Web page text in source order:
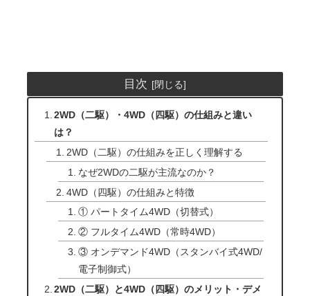
目次
2WD（二駆）・4WD（四駆）の仕組みと違い
は？
2WD（二駆）の仕組みを正しく理解する
なぜ2WDの二駆が主流なのか？
4WD（四駆）の仕組みと特徴
① パートタイム4WD（切替式）
② フルタイム4WD（常時4WD）
③ オンデマンド4WD（スタンバイ式4WD/
電子制御式）
2WD（二駆）と4WD（四駆）のメリット・デメ